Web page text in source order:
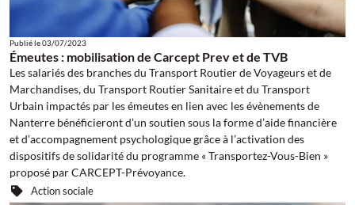
Émeutes : mobilisation de Carcept Prev et de TVB
Publié le03/07/2023
Les salariés des branches du Transport Routier de Voyageurs et de
Marchandises, du Transport Routier Sanitaire et du Transport
Urbain impactés par les émeutes en lien avec les évènements de
Nanterre bénéficieront d’un soutien sous la forme d’aide financière
et d’accompagnement psychologique grâce à l’activation des
dispositifs de solidarité du programme « Transportez-Vous-Bien »
proposé par CARCEPT-Prévoyance.
Action sociale